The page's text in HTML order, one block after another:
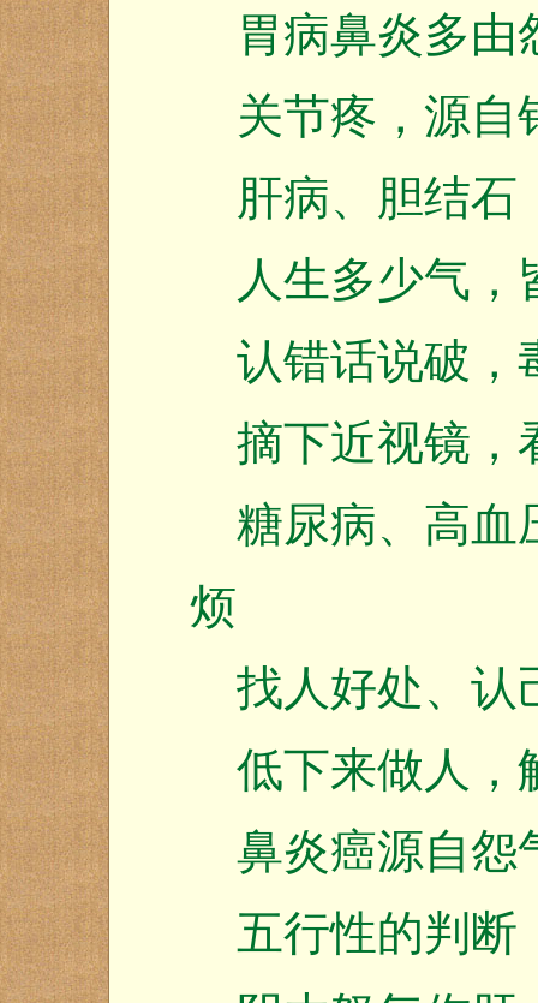
胃病鼻炎多由
关节疼，源自
肝病、胆结石
人生多少气，
认错话说破，
摘下近视镜，
糖尿病、高血
烦
找人好处、认
低下来做人，
鼻炎癌源自怨
五行性的判断